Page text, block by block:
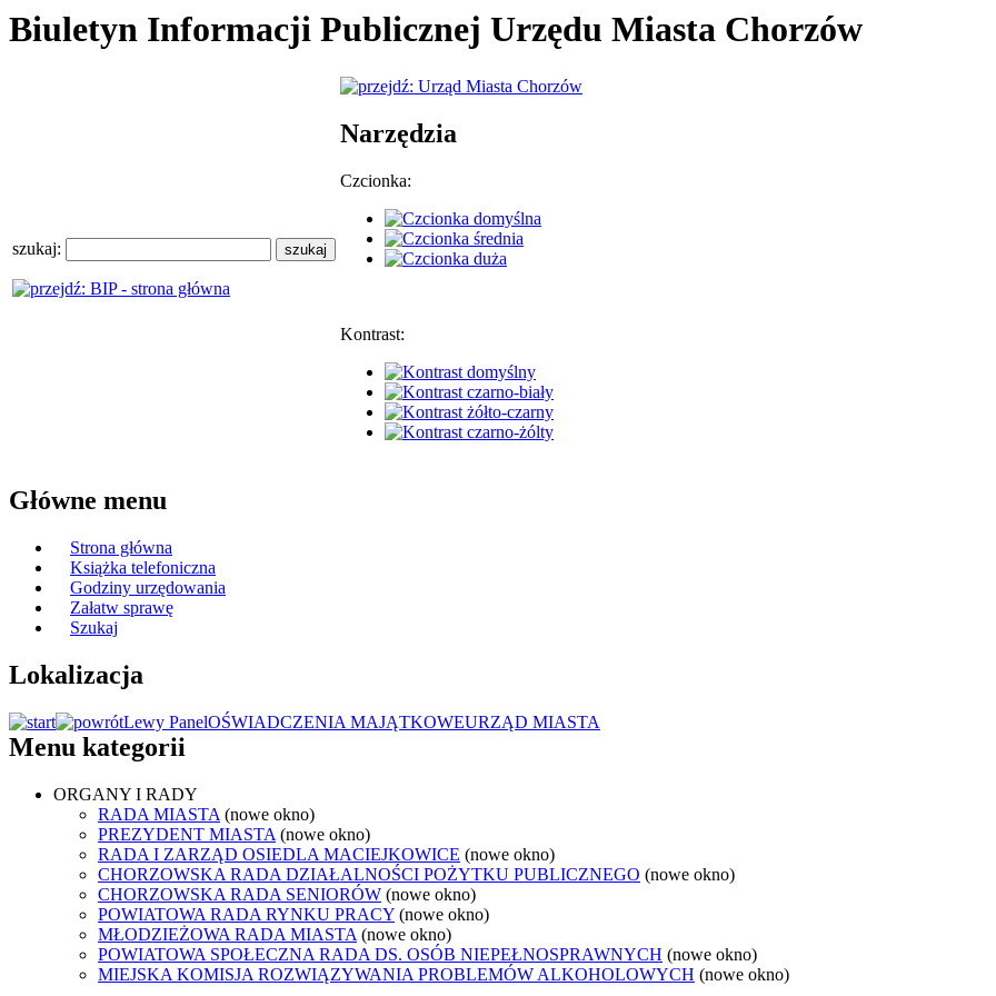
Biuletyn Informacji Publicznej Urzędu Miasta Chorzów
szukaj:
Narzędzia
Czcionka:
Kontrast:
Główne menu
Strona główna
Książka telefoniczna
Godziny urzędowania
Załatw sprawę
Szukaj
Lokalizacja
Lewy PanelOŚWIADCZENIA MAJĄTKOWEURZĄD MIASTA
Menu kategorii
ORGANY I RADY
RADA MIASTA (nowe okno)
PREZYDENT MIASTA (nowe okno)
RADA I ZARZĄD OSIEDLA MACIEJKOWICE (nowe okno)
CHORZOWSKA RADA DZIAŁALNOŚCI POŻYTKU PUBLICZNEGO (nowe okno)
CHORZOWSKA RADA SENIORÓW (nowe okno)
POWIATOWA RADA RYNKU PRACY (nowe okno)
MŁODZIEŻOWA RADA MIASTA (nowe okno)
POWIATOWA SPOŁECZNA RADA DS. OSÓB NIEPEŁNOSPRAWNYCH (nowe okno)
MIEJSKA KOMISJA ROZWIĄZYWANIA PROBLEMÓW ALKOHOLOWYCH (nowe okno)